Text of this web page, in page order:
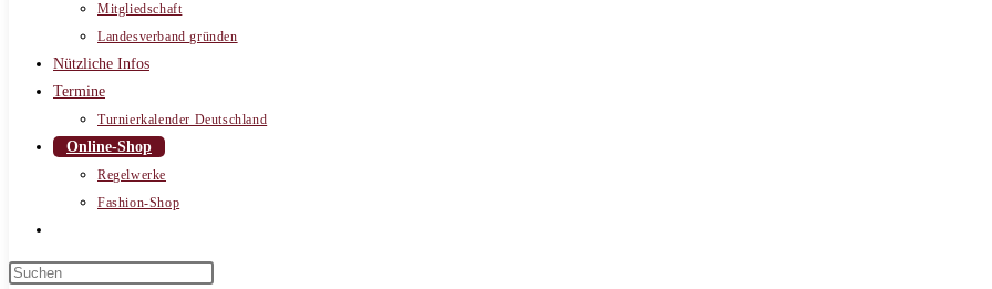
Mitgliedschaft
Landesverband gründen
Nützliche Infos
Termine
Turnierkalender Deutschland
Online-Shop
Regelwerke
Fashion-Shop
umschalten